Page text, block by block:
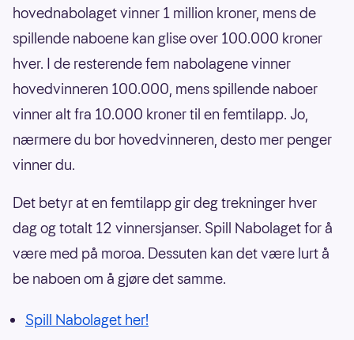
hovednabolaget vinner 1 million kroner, mens de
spillende naboene kan glise over 100.000 kroner
hver. I de resterende fem nabolagene vinner
hovedvinneren 100.000, mens spillende naboer
vinner alt fra 10.000 kroner til en femtilapp. Jo,
nærmere du bor hovedvinneren, desto mer penger
vinner du.
Det betyr at en femtilapp gir deg trekninger hver
dag og totalt 12 vinnersjanser. Spill Nabolaget for å
være med på moroa. Dessuten kan det være lurt å
be naboen om å gjøre det samme.
Spill Nabolaget her!